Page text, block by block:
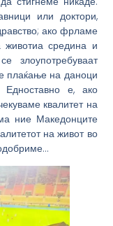
или доктори,
ако фрламе
животиа средина и
злоупотребуваат
плаќање на даноци
е, ако
квалитет на
ние Македонците
на живот во